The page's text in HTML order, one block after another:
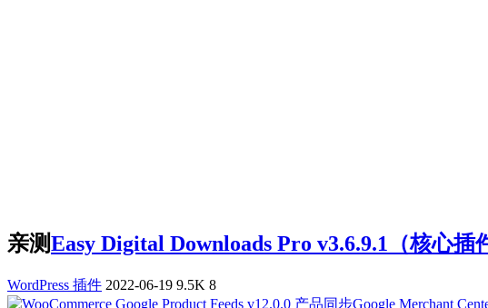
亲测Easy Digital Downloads Pro v3.6.9.1（核心
WordPress 插件 2022-06-19 9.5K 8